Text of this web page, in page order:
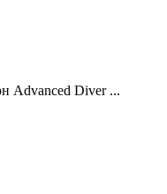
Advanced Diver ...